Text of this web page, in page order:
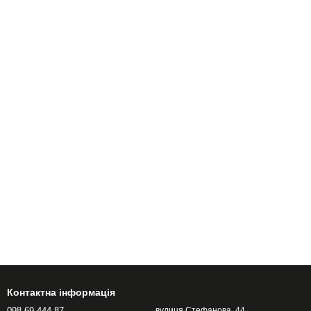
Контактна інформація